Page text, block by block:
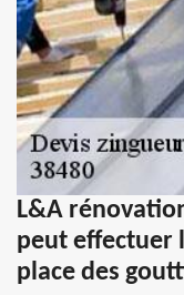
L&A
peut effectuer
place des